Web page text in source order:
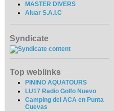
MASTER DIVERS
Aluar S.A.I.C
Syndicate
Top weblinks
PININO AQUATOURS
LU17 Radio Golfo Nuevo
Camping del ACA en Punta
Cuevas